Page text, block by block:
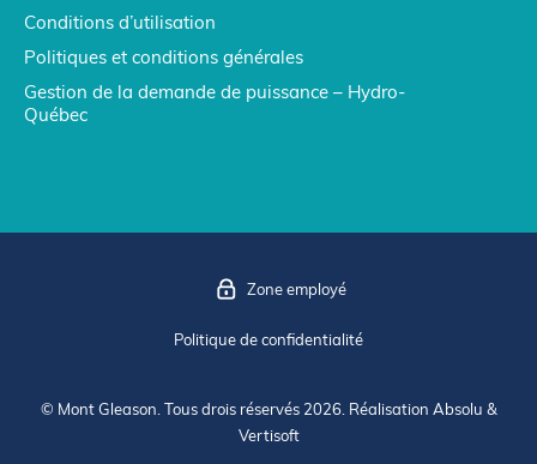
Conditions d’utilisation
Politiques et conditions générales
Gestion de la demande de puissance – Hydro-
Québec
Politique de confidentialité
Zone employé
© Mont Gleason. Tous drois réservés 2026. Réalisation Absolu &
Vertisoft